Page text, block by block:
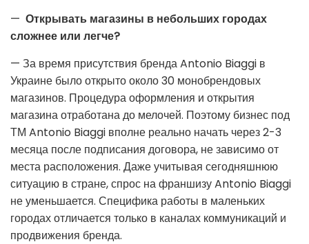
— Открывать магазины в небольших городах
сложнее или легче?
— За время присутствия бренда Antonio Biaggi в
Украине было открыто около 30 монобрендовых
магазинов. Процедура оформления и открытия
магазина отработана до мелочей. Поэтому бизнес под
ТМ Antonio Biaggi вполне реально начать через 2-3
месяца после подписания договора, не зависимо от
места расположения. Даже учитывая сегодняшнюю
ситуацию в стране, спрос на франшизу Antonio Biaggi
не уменьшается. Специфика работы в маленьких
городах отличается только в каналах коммуникаций и
продвижения бренда.